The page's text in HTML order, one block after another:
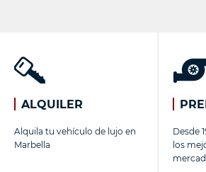
ALQUILER
Alquila tu vehículo de lujo en
Marbella
Desde
los